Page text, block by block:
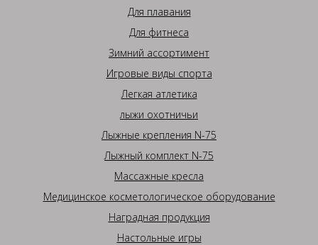
Для плавания
Для фитнеса
Зимний ассортимент
Игровые виды спорта
Легкая атлетика
лыжи охотничьи
Лыжные крепления N-75
Лыжный комплект N-75
Массажные кресла
Медицинское косметологическое оборудование
Наградная продукция
Настольные игры